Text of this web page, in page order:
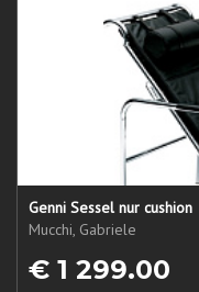
Genni Sessel nur cushion
Mucchi, Gabriele
€ 1 299.00